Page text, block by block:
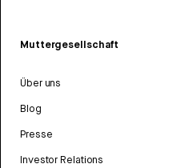
Muttergesellschaft
Über uns
Blog
Presse
Investor Relations